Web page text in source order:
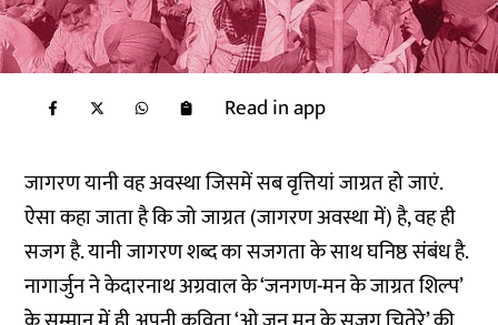
Read in app
जागरण यानी वह अवस्था जिसमें सब वृत्तियां जाग्रत हो जाएं.
ऐसा कहा जाता है कि जो जाग्रत (जागरण अवस्था में) है, वह ही
सजग है. यानी जागरण शब्द का सजगता के साथ घनिष्ठ संबंध है.
नागार्जुन ने केदारनाथ अग्रवाल के ‘जनगण-मन के जाग्रत शिल्प’